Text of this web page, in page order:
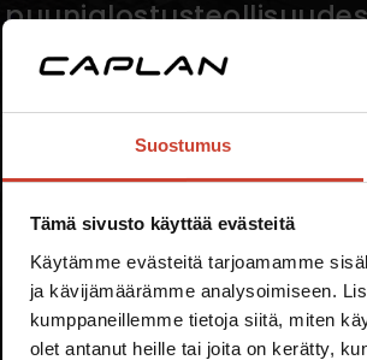
Suostumus
Tämä sivusto käyttää evästeitä
Käytämme evästeitä tarjoamamme
ja kävijämäärämme analysoimiseen.
kumppaneillemme tietoja siitä, miten
olet antanut heille tai joita on kerätty,
Case: Jartek Invest Oy